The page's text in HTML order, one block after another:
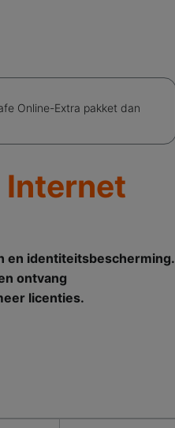
Online-Extra pakket dan
en identiteitsbescherming.
ontvang
licenties.